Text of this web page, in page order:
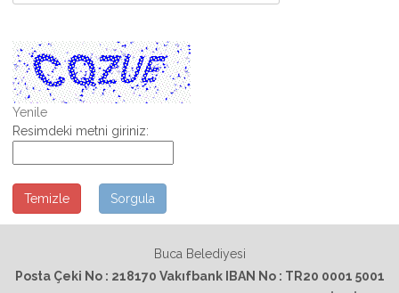
Yenile
Resimdeki metni giriniz:
Temizle Sorgula
Buca Belediyesi
Posta Çeki No : 218170 Vakıfbank IBAN No : TR20 0001 5001